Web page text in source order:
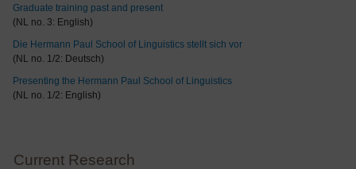
Graduate training past and present
(NL no. 3: English)
Die Hermann Paul School of Linguistics stellt sich vor
(NL no. 1/2: Deutsch)
Presenting the Hermann Paul School of Linguistics
(NL no. 1/2: English)
Current Research